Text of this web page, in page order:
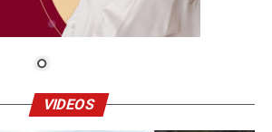
VIDEOS